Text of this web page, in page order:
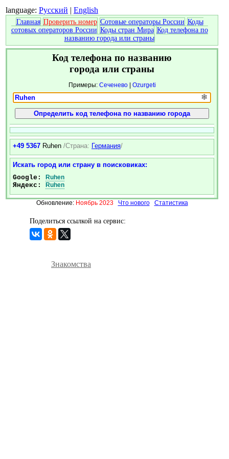
language: Русский | English
Главная Проверить номер Сотовые операторы России Коды
сотовых операторов России Коды стран Мира Код телефона по
названию города или страны
Код телефона по названию
города или страны
Примеры: Сеченево| Ozurgeti
❄
+49 5367 Ruhen /Страна: Германия/
Искать город или страну в поисковиках:
Google: Ruhen
Яндекс: Ruhen
Обновление: Ноябрь 2023 Что нового Статистика
Поделиться ссылкой на сервис:
Знакомства